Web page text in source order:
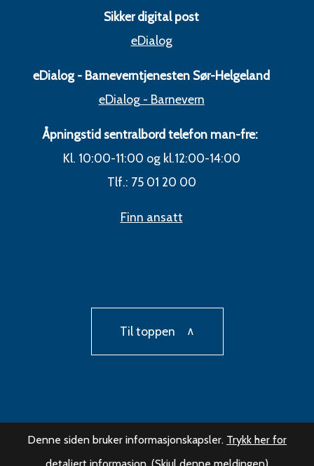
Sikker digital post
eDialog
eDialog - Barneverntjenesten Sør-Helgeland
eDialog - Barnevern
Åpningstid sentralbord telefon man-fre:
Kl. 10:00-11:00 og kl.12:00-14:00
Tlf.: 75 01 20 00
Finn ansatt
Til toppen
Denne siden bruker informasjonskapsler. Trykk her for